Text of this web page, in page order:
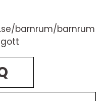
barnrum/barnrum